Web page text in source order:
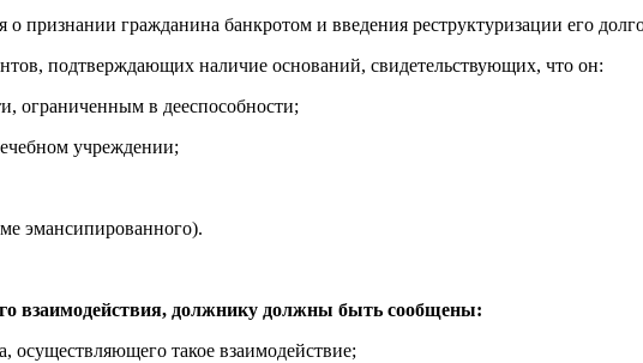
о признании гражданина банкротом и введения реструктуризации его
подтверждающих наличие оснований, свидетельствующих, что он:
ограниченным в дееспособности;
учреждении;
эмансипированного).
взаимодействия, должнику должны быть сообщены:
осуществляющего такое взаимодействие;